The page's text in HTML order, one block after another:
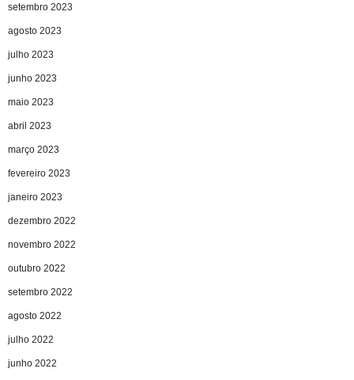
setembro 2023
agosto 2023
julho 2023
junho 2023
maio 2023
abril 2023
março 2023
fevereiro 2023
janeiro 2023
dezembro 2022
novembro 2022
outubro 2022
setembro 2022
agosto 2022
julho 2022
junho 2022